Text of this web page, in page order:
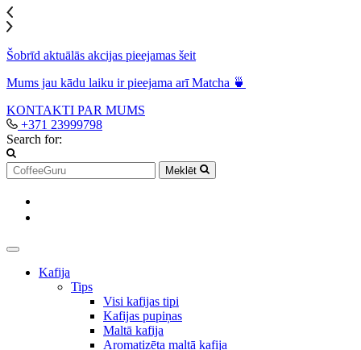
Šobrīd aktuālās akcijas pieejamas šeit
Mums jau kādu laiku ir pieejama arī Matcha 🍵
KONTAKTI PAR MUMS
+371 23999798
Search for:
Meklēt
Kafija
Tips
Visi kafijas tipi
Kafijas pupiņas
Maltā kafija
Aromatizēta maltā kafija